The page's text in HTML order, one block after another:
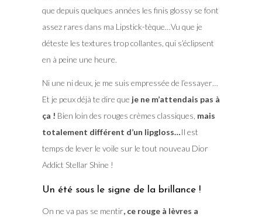
que depuis quelques années les finis glossy se font
assez rares dans ma Lipstick-tèque…Vu que je
déteste les textures trop collantes, qui s’éclipsent
en à peine une heure.
Ni une ni deux, je me suis empressée de l’essayer…
Et je peux déjà te dire que je ne m’attendais pas à
ça ! Bien loin des rouges crèmes classiques, mais
totalement différent d’un lipgloss…Il est
temps de lever le voile sur le tout nouveau Dior
Addict Stellar Shine !
Un été sous le signe de la brillance !
On ne va pas se mentir, ce rouge à lèvres a